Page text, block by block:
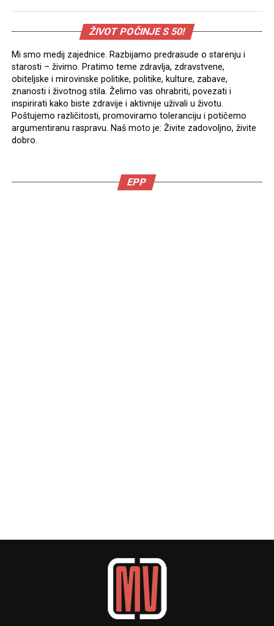
ŽIVOT POČINJE S 50!
Mi smo medij zajednice. Razbijamo predrasude o starenju i
starosti – živimo. Pratimo teme zdravlja, zdravstvene,
obiteljske i mirovinske politike, politike, kulture, zabave,
znanosti i životnog stila. Želimo vas ohrabriti, povezati i
inspirirati kako biste zdravije i aktivnije uživali u životu.
Poštujemo različitosti, promoviramo toleranciju i potičemo
argumentiranu raspravu. Naš moto je: Živite zadovoljno, živite
dobro.
EPP